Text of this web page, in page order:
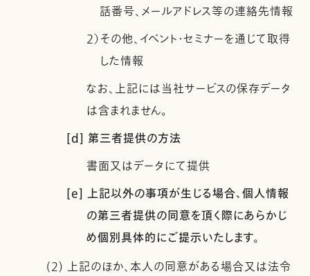
話番号、メールアドレス等の連絡先情報
2）その他、イベント・セミナーを通じて取得
した情報
なお、上記には当社サービスの保存データ
は含まれません。
[d] 第三者提供の方法
書面又はデータにて提供
[e] 上記以外の事項が生じる場合、個人情報
の第三者提供の同意を頂く際にあらかじ
め個別具体的にご提示いたします。
(2) 上記のほか、本人の同意がある場合又は法令